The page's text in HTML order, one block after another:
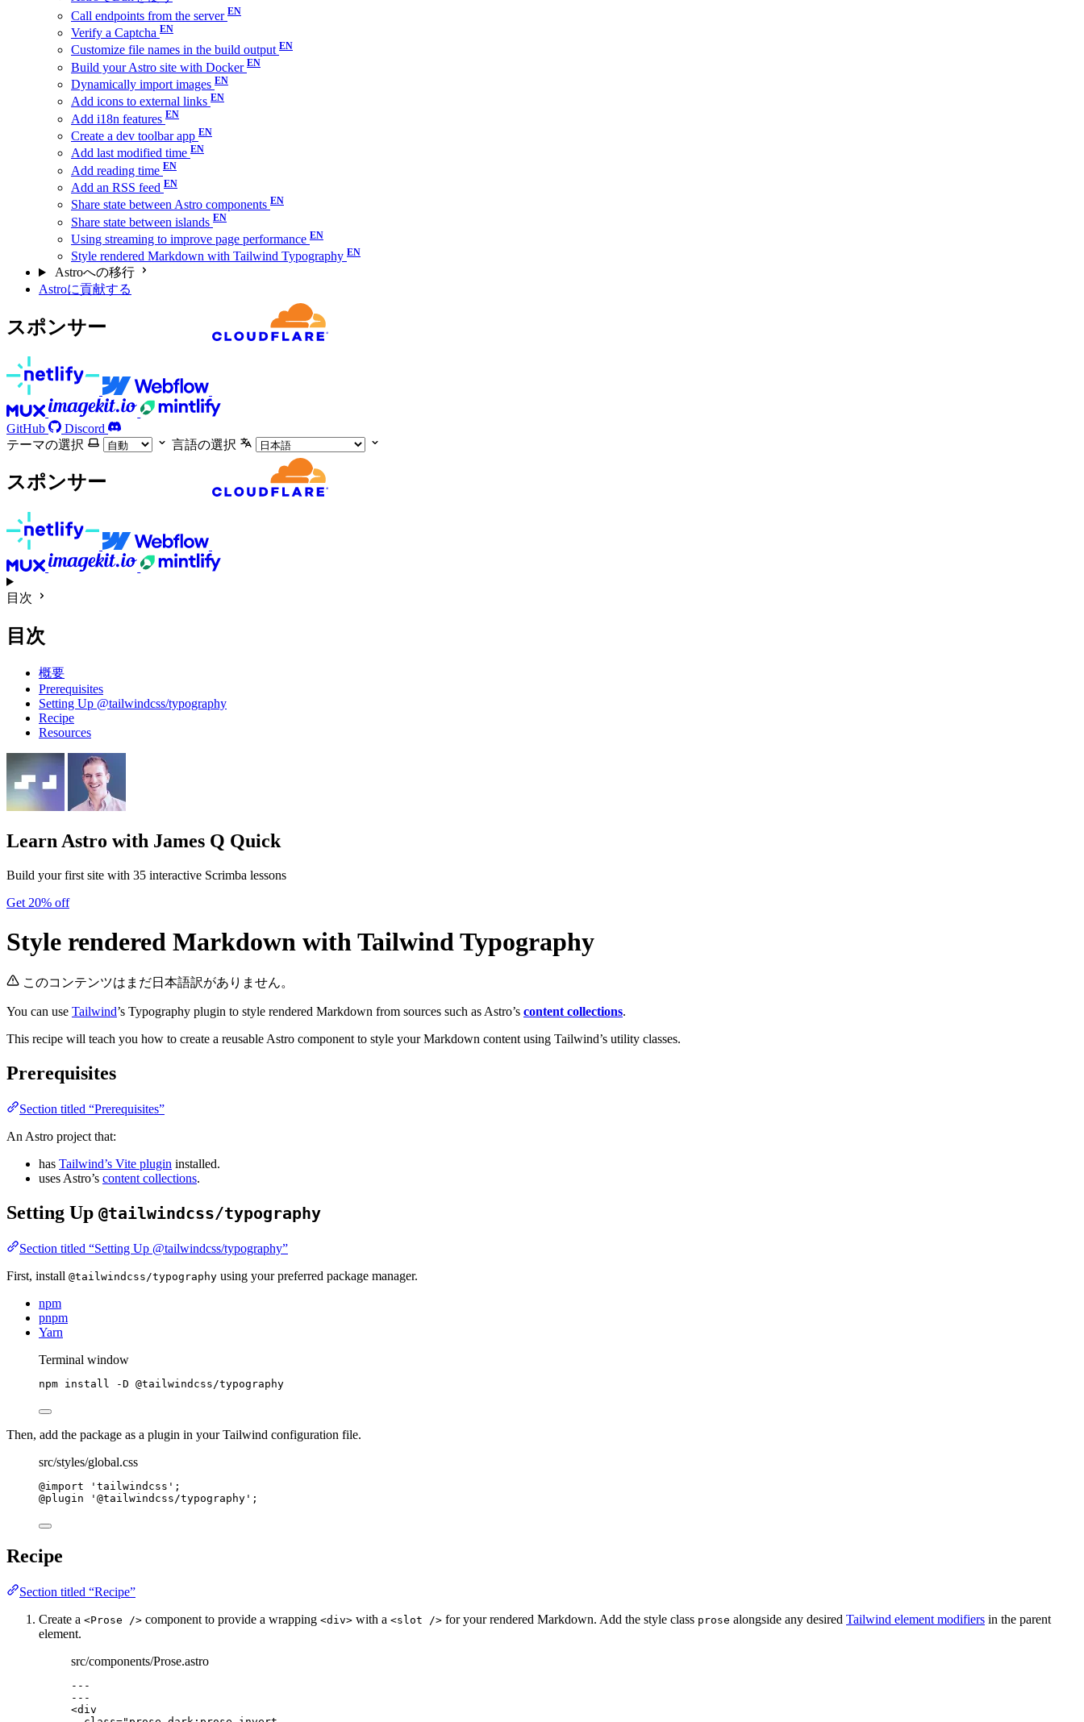
Call endpoints from the server
Verify a Captcha
Customize file names in the build output
Build your Astro site with Docker
Dynamically import images
Add icons to external links
Add i18n features
Create a dev toolbar app
Add last modified time
Add reading time
Add an RSS feed
Share state between Astro components
Share state between islands
Using streaming to improve page performance
Style rendered Markdown with Tailwind Typography
Astroへの移行
Astroに貢献する
スポンサー
GitHub
Discord
テーマの選択
言語の選択
スポンサー
目次
目次
概要
Prerequisites
Setting Up @tailwindcss/typography
Recipe
Resources
Learn Astro with James Q Quick
Build your first site with 35 interactive Scrimba lessons
Get 20% off
Style rendered Markdown with Tailwind Typography
このコンテンツはまだ日本語訳がありません。
You can use Tailwind’s Typography plugin to style rendered Markdown from sources such as Astro’s content collections.
This recipe will teach you how to create a reusable Astro component to style your Markdown content using Tailwind’s utility classes.
Prerequisites
Section titled “Prerequisites”
An Astro project that:
has Tailwind’s Vite plugin installed.
uses Astro’s content collections.
Setting Up @tailwindcss/typography
Section titled “Setting Up @tailwindcss/typography”
First, install @tailwindcss/typography using your preferred package manager.
npm
pnpm
Yarn
Terminal window
npm install -D @tailwindcss/typography
Then, add the package as a plugin in your Tailwind configuration file.
src/styles/global.css
@import ' tailwindcss ' ;
@plugin '@tailwindcss/typography';
Recipe
Section titled “Recipe”
Create a <Prose /> component to provide a wrapping <div> with a <slot /> for your rendered Markdown. Add the style class prose alongside any desired Tailwind element modifiers in the parent
element.
src/components/Prose.astro
---
---
<div